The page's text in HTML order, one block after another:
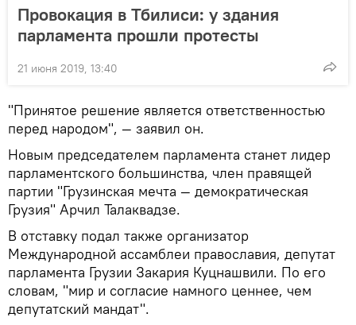
Провокация в Тбилиси: у здания
парламента прошли протесты
21 июня 2019, 13:40
"Принятое решение является ответственностью
перед народом", — заявил он.
Новым председателем парламента станет лидер
парламентского большинства, член правящей
партии "Грузинская мечта — демократическая
Грузия" Арчил Талаквадзе.
В отставку подал также организатор
Международной ассамблеи православия, депутат
парламента Грузии Закария Куцнашвили. По его
словам, "мир и согласие намного ценнее, чем
депутатский мандат".